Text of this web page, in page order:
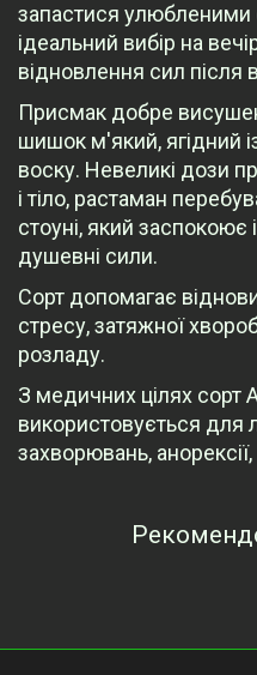
запастися
ідеальний вибір на
відновлення сил після
Присмак добре
шишок м'який, ягідний
воску. Невеликі дози
і тіло, растаман
стоуні, який заспокоює
душевні сили.
Сорт допомагає
стресу, затяжної
розладу.
З медичних цілях сорт
використовується для
захворювань,